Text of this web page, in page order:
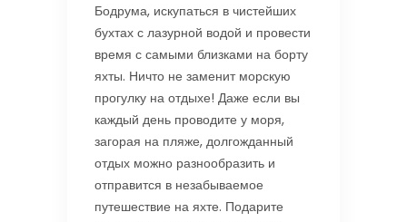
Бодрума, искупаться в чистейших
бухтах с лазурной водой и провести
время с самыми близками на борту
яхты. Ничто не заменит морскую
прогулку на отдыхе! Даже если вы
каждый день проводите у моря,
загорая на пляже, долгожданный
отдых можно разнообразить и
отправится в незабываемое
путешествие на яхте. Подарите